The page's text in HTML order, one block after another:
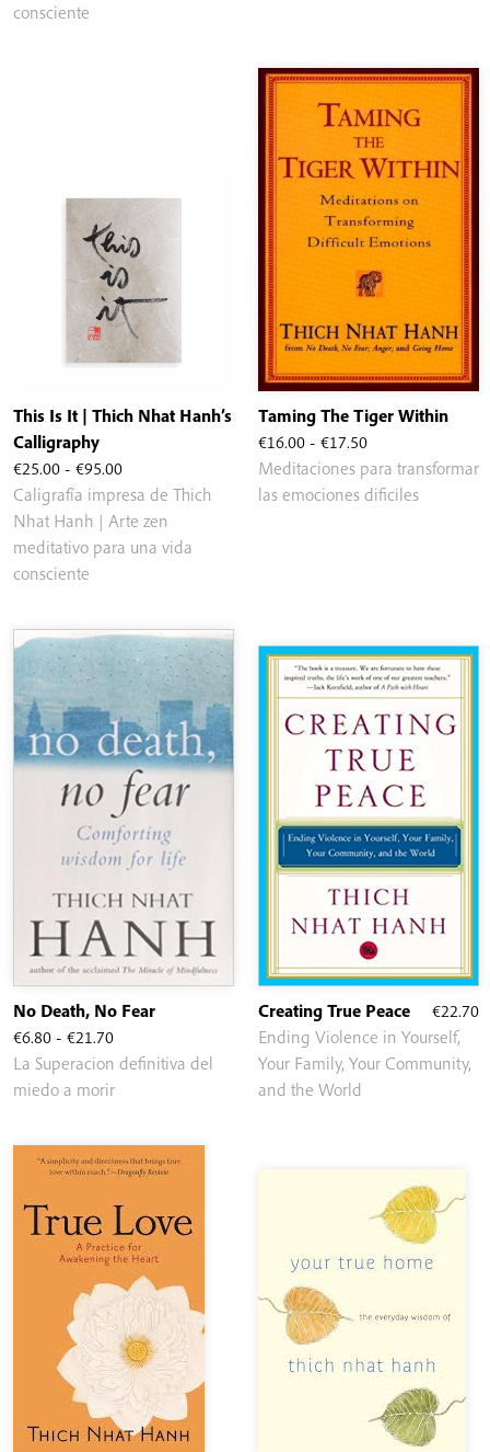
consciente
€95.00
€25.00 - €95.00Rango
de
precios:
desde
€95.00
This Is It | Thich Nhat Hanh’s
Calligraphy
Caligrafía impresa de Thich
Nhat Hanh | Arte zen
meditativo para una vida
consciente
€16.00 - €17.50Rango
de
precios:
Taming The Tiger Within
Meditaciones para transformar
las emociones dificiles
€6.80 - €21.70Rango
de
precios:
€6.80
hasta
No Death, No Fear
La Superacion definitiva del
miedo a morir
€22.70
Creating True Peace
Ending Violence in Yourself,
Your Family, Your Community,
and the World